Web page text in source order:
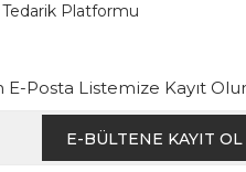
Platformu
Posta Listemize Kayıt
E-BÜLTENE KAYIT OL